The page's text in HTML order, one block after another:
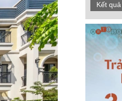
Kết quả